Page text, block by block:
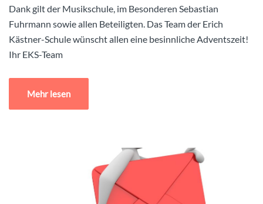
Dank gilt der Musikschule, im Besonderen Sebastian
Fuhrmann sowie allen Beteiligten. Das Team der Erich
Kästner-Schule wünscht allen eine besinnliche Adventszeit!
Ihr EKS-Team
Mehr lesen